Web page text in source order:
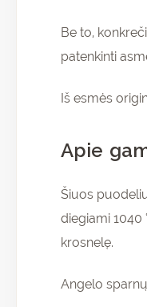
Be to,
patenkinti
Iš esmės
Apie
Šiuos
diegiami 1040
krosnelę.
Angelo